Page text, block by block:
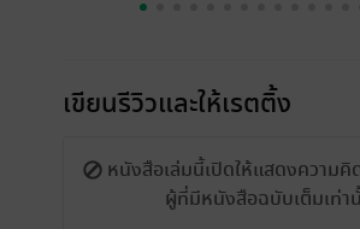
เขียนรีวิวและให้เรตติ้ง
หนังสือเล่มนี้เปิดให้แสดงความคิด
ผู้ที่มีหนังสือฉบับเต็มเท่า